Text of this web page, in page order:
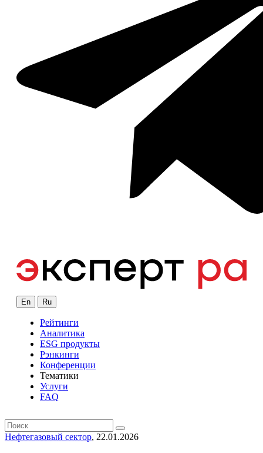
En Ru
Рейтинги
Аналитика
ESG продукты
Рэнкинги
Конференции
Тематики
Услуги
FAQ
Нефтегазовый сектор, 22.01.2026